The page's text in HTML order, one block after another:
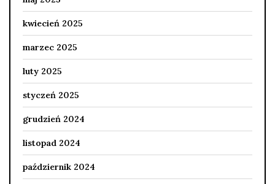
kwiecień 2025
marzec 2025
luty 2025
styczeń 2025
grudzień 2024
listopad 2024
październik 2024